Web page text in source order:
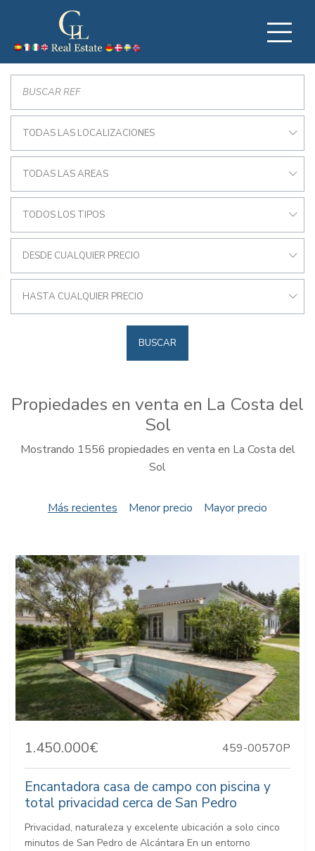
TODAS LAS LOCALIZACIONES
TODAS LAS AREAS
TODOS LOS TIPOS
DESDE CUALQUIER PRECIO
HASTA CUALQUIER PRECIO
BUSCAR
Propiedades en venta en La Costa del
Sol
Mostrando 1556 propiedades en venta en La Costa del
Sol
Más recientes Menor precio Mayor precio
1.450.000€ 459-00570P
Encantadora casa de campo con piscina y
total privacidad cerca de San Pedro
Privacidad, naturaleza y excelente ubicación a solo cinco
minutos de San Pedro de Alcántara En un entorno